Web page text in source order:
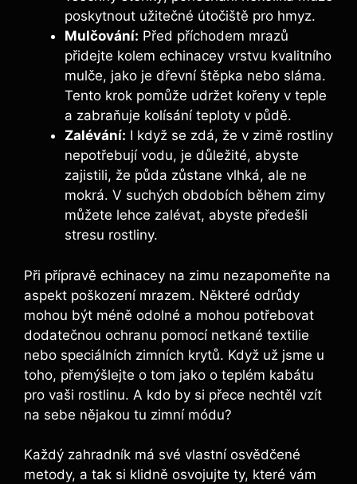
​poskytnout⁣ užitečné ⁢útočiště‌ pro hmyz.
Mulčování: Před příchodem mrazů
přidejte kolem ​echinacey​ vrstvu kvalitního
mulče,⁤ jako je⁣ dřevní štěpka nebo sláma.
Tento⁣ krok‌ pomůže udržet ⁣kořeny v teple
a zabraňuje kolísání teploty v půdě.
Zalévání: ⁣I když se zdá, že v‍ zimě rostliny
nepotřebují vodu, je ⁢důležité, ​abyste
zajistili,⁢ že půda zůstane vlhká, ‍ale ne⁢
mokrá. V suchých ⁢obdobích během zimy
můžete lehce zalévat, ⁣abyste ​předešli
stresu rostliny.
Při přípravě echinacey na zimu nezapomeňte na
aspekt poškození mrazem.‍ Některé odrůdy
mohou být méně odolné a mohou‍ potřebovat
dodatečnou⁣ ochranu pomocí⁤ netkané ‌textilie
⁢nebo​ speciálních zimních krytů. Když už ⁤jsme u
toho, přemýšlejte ​o tom jako o teplém kabátu
pro vaši rostlinu. A kdo by si přece nechtěl vzít
na ‍sebe nějakou tu zimní ⁣módu?
Každý​ zahradník má své vlastní osvědčené
metody, a tak‌ si‌ klidně osvojujte ty, které vám